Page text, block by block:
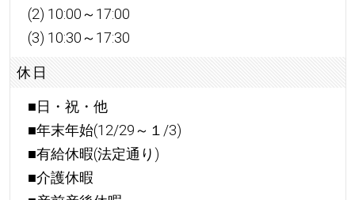
(2) 10:00～17:00
(3) 10:30～17:30
休日
■日・祝・他
■年末年始(12/29～１/3)
■有給休暇(法定通り)
■介護休暇